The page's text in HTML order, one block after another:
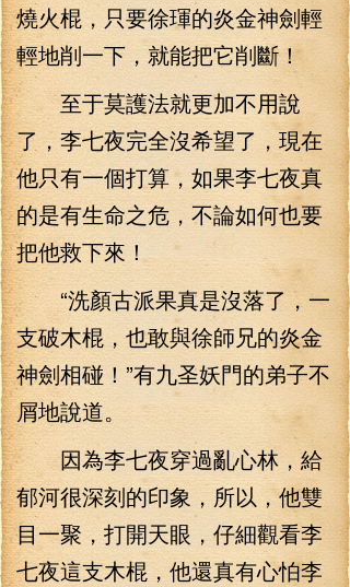
燒火棍，只要徐琿的炎金神劍輕
輕地削一下，就能把它削斷！
至于莫護法就更加不用說
了，李七夜完全沒希望了，現在
他只有一個打算，如果李七夜真
的是有生命之危，不論如何也要
把他救下來！
“洗顏古派果真是沒落了，一
支破木棍，也敢與徐師兄的炎金
神劍相碰！”有九圣妖門的弟子不
屑地說道。
因為李七夜穿過亂心林，給
郁河很深刻的印象，所以，他雙
目一聚，打開天眼，仔細觀看李
七夜這支木棍，他還真有心怕李